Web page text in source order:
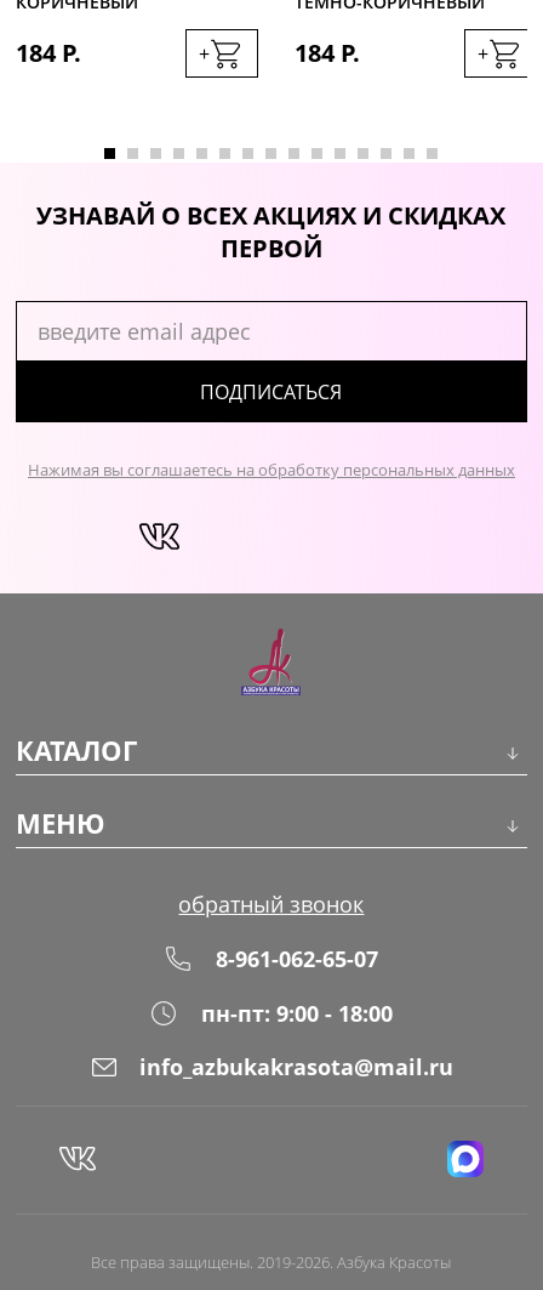
184 Р. + 184 Р. +
УЗНАВАЙ О ВСЕХ АКЦИЯХ И СКИДКАХ
ПЕРВОЙ
ПОДПИСАТЬСЯ
Нажимая вы соглашаетесь на обработку персональных данных
КАТАЛОГ
Макияж
МЕНЮ
Оплата
обратный звонок
8-961-062-65-07
пн-пт: 9:00 - 18:00
info_azbukakrasota@mail.ru
Все права защищены. 2019-2026. Азбука Красоты